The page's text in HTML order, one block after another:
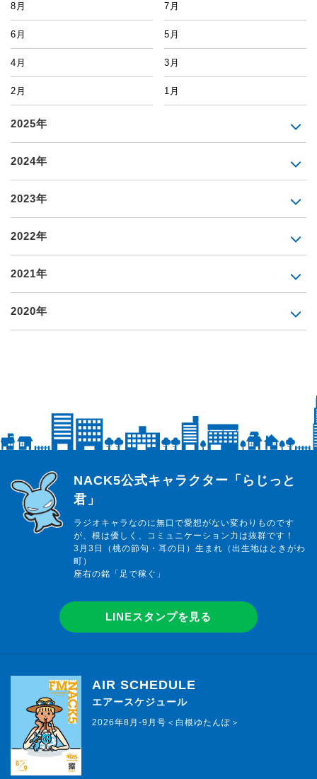
8月 7月
6月 5月
4月 3月
2月 1月
2025年
2024年
2023年
2022年
2021年
2020年
らじっと君
NACK5公式キャラクター「らじっと
君」
ラジオキャラなのに無口で愛想がない変わりものです
が、根は優しく、コミュニケーション力は抜群です！
3月3日（桃の節句・耳の日）生まれ（出生地はときがわ
町）
座右の銘「足で稼ぐ」
LINEスタンプを見る
AIR SCHEDULE
エアースケジュール
2026年8月-9月号＜白根ゆたんぽ＞